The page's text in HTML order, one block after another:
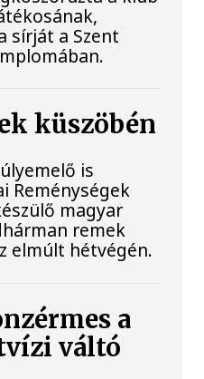
sírját a Szent
küszöbén
is
Reménységek
magyar
remek
elmúlt hétvégén.
a
váltó